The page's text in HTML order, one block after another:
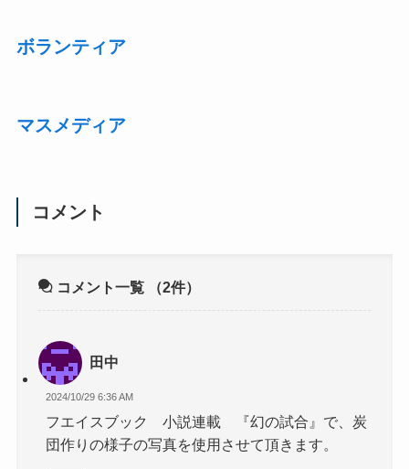
ボランティア
マスメディア
コメント
コメント一覧 （2件）
田中
2024/10/29 6:36 AM
フエイスブック 小説連載 『幻の試合』で、炭
団作りの様子の写真を使用させて頂きます。